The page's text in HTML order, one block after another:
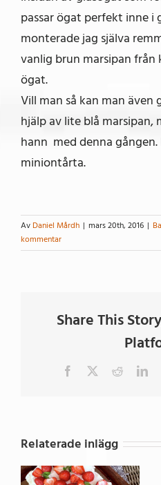
passar ögat perfekt inne i
monterade jag själva
vanlig brun marsipan
ögat.
Vill man så kan man även
hjälp av lite blå marsipan,
hann med denna
miniontårta.
Av Daniel Mårdh | mars 20th, 2016 |
kommentar
Share This
Facebook Reddit
Relaterade inlägg